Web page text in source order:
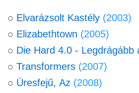
○ Elvarázsolt Kastély (2003)
○ Elizabethtown (2005)
○ Die Hard 4.0 - Legdrágább
○ Transformers (2007)
○ Üresfejű, Az (2008)